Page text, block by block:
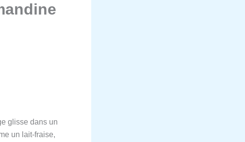
glisse dans un
un lait-fraise,